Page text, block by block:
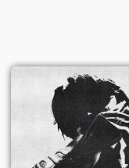
Killin' It
Gorilla)